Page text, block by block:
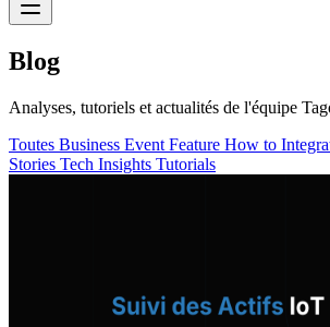
Blog
Analyses, tutoriels et actualités de l'équipe
Toutes Business Event Feature How to
Stories Tech Insights Tutorials